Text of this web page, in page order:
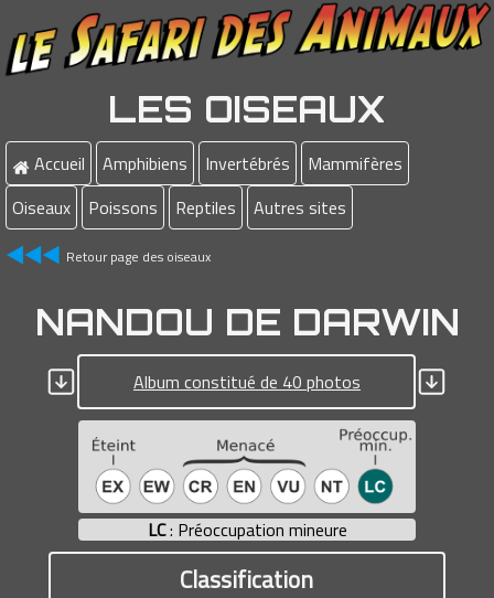
LES OISEAUX
Accueil Amphibiens Invertébrés
Mammifères
Oiseaux
Poissons Reptiles Autres sites
Retour page des oiseaux
NANDOU DE DARWIN
Album constitué de 40 photos
LC: Préoccupation mineure
Classification